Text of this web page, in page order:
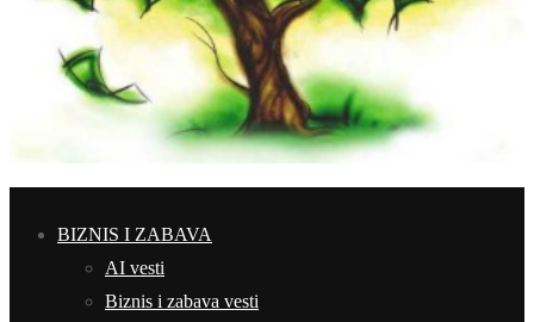
BIZNIS I ZABAVA
AI vesti
Biznis i zabava vesti